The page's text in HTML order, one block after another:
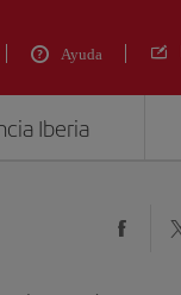
Ayuda
Iberia